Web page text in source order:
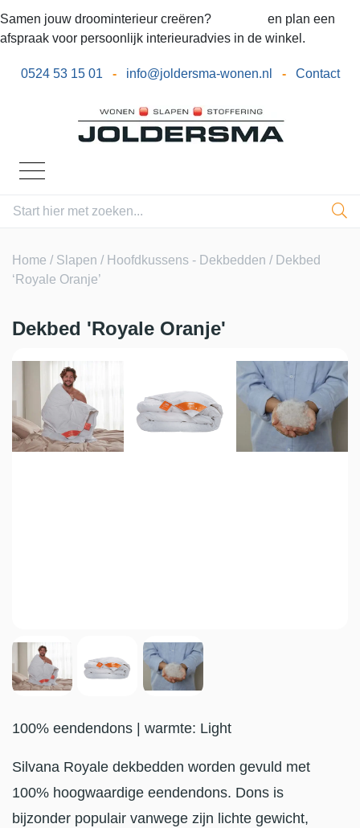
Samen jouw droominterieur creëren?
en plan een
afspraak voor persoonlijk interieuradvies in de winkel.
0524 53 15 01 - info@joldersma-wonen.nl - Contact
Home / Slapen / Hoofdkussens - Dekbedden / Dekbed
‘Royale Oranje’
Dekbed 'Royale Oranje'
100% eendendons | warmte: Light
Silvana Royale dekbedden worden gevuld met
100% hoogwaardige eendendons. Dons is
bijzonder populair vanwege zijn lichte gewicht,